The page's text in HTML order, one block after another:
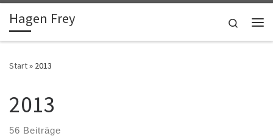
Zum Inhalt springen
Hagen Frey
Search
Start» 2013
2013
56 Beiträge